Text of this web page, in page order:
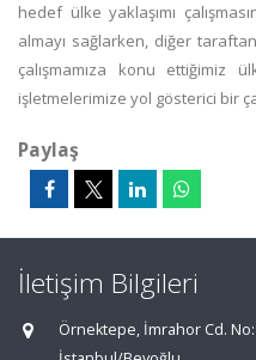
hedef ülke yaklaşımı
almayı sağlarken, diğer
çalışmamıza konu ettiğimiz
işletmelerimize yol gösterici bir
Paylaş
İletişim Bilgileri
Örnektepe, İmrahor Cd.